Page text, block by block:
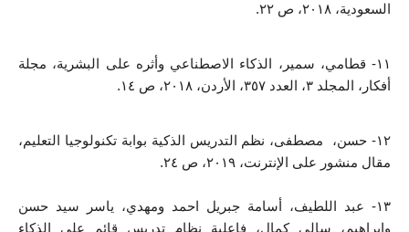
السعودية، ٢٠١٨، ص ٢٢.
أفكار، المجلد ٣، العدد ٣٥٧، الأردن، ٢٠١٨، ص ١٤.
مقال منشور على الإنترنت، ٢٠١٩، ص ٢٤.